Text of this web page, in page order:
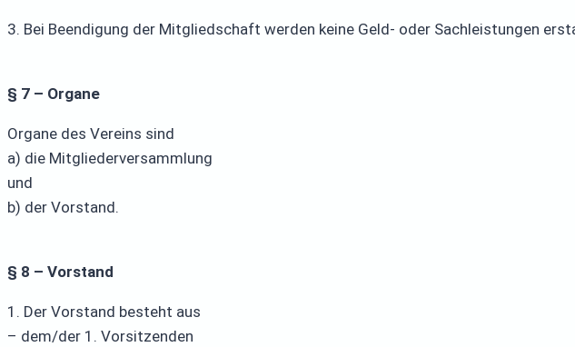
3. Bei Beendigung der Mitgliedschaft werden keine Geld- oder Sachleistungen
§ 7 – Organe
Organe des Vereins sind
a) die Mitgliederversammlung
und
b) der Vorstand.
§ 8 – Vorstand
1. Der Vorstand besteht aus
– dem/der 1. Vorsitzenden